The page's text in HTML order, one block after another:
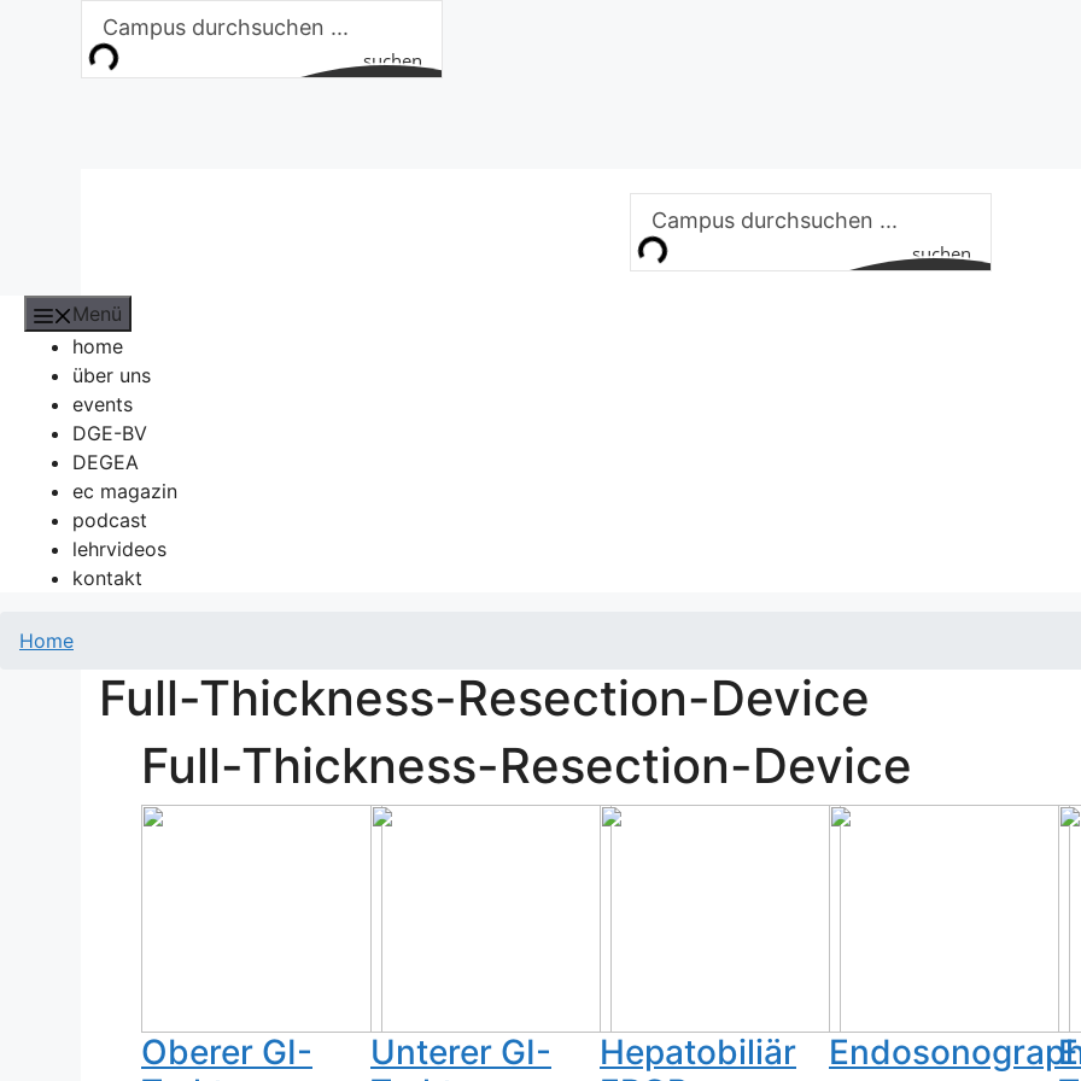
suchen
suchen
Menü
home
über uns
events
DGE-BV
DEGEA
ec magazin
podcast
lehrvideos
kontakt
Home
Full-Thickness-Resection-Device
Full-Thickness-Resection-Device
Oberer GI-
Unterer GI-
Hepatobiliär